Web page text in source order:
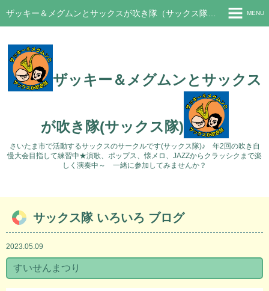
ザッキー＆メグムンとサックス
が吹き隊(サックス隊)
さいたま市で活動するサックスのサークルです(サックス隊)♪ 年2回の吹き自
慢大会目指して練習中★演歌、ポップス、懐メロ、JAZZからクラッシクまで楽
しく演奏中～ 一緒に参加してみませんか？
MENU
新着情報
ブログ
活動の様子
Q&A
サックス隊 いろいろ ブログ
2023.05.09
すいせんまつり